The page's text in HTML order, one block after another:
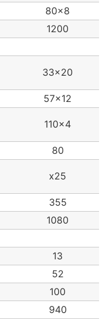
80x8
1200
33x20
57x12
110x4
80
x25
355
1080
13
52
100
940